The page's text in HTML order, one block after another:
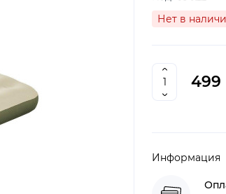
Нет в
499
Информация